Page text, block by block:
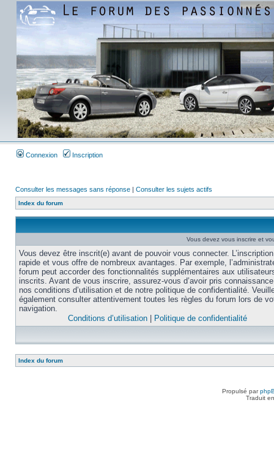
Connexion Inscription
Consulter les messages sans réponse | Consulter les sujets actifs
Index du forum
Vous devez vous inscrire et
Vous devez être inscrit(e) avant de pouvoir vous connecter.
rapide et vous offre de nombreux avantages. Par exemple,
forum peut accorder des fonctionnalités supplémentaires aux
inscrits. Avant de vous inscrire, assurez-vous d’avoir pris
nos conditions d’utilisation et de notre politique de confidentialité.
également consulter attentivement toutes les règles du forum lors de
navigation.
Conditions d’utilisation
Politique de confidentialité
Index du forum
Propulsé par
Traduit